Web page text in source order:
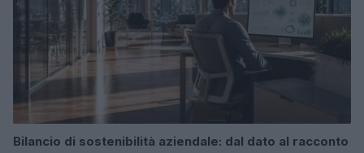
Bilancio di sostenibilità aziendale: dal dato al racconto